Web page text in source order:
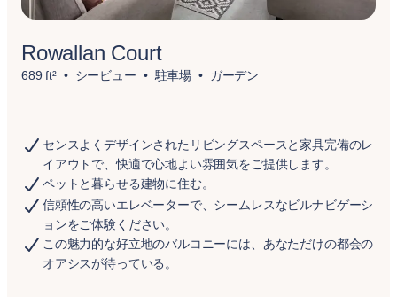
Rowallan Court
689 ft² シービュー 駐車場 ガーデン
センスよくデザインされたリビングスペースと家具完備のレ
イアウトで、快適で心地よい雰囲気をご提供します。
ペットと暮らせる建物に住む。
信頼性の高いエレベーターで、シームレスなビルナビゲーシ
ョンをご体験ください。
この魅力的な好立地のバルコニーには、あなただけの都会の
オアシスが待っている。